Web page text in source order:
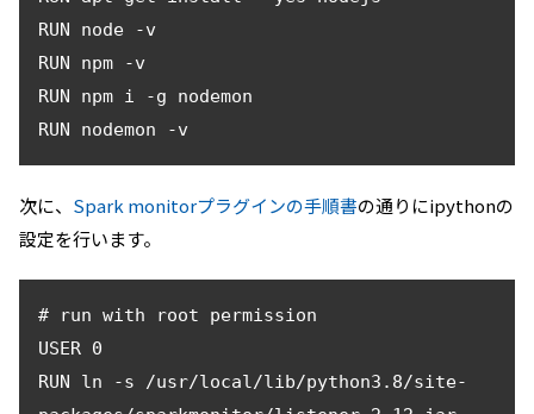
RUN node -v
RUN npm -v
RUN npm i -g nodemon
次に、 Spark monitorプラグインの手順書の通りにipythonの
設定を行います。
# run with root permission
USER 0
RUN ln -s /usr/local/lib/python3.8/site-